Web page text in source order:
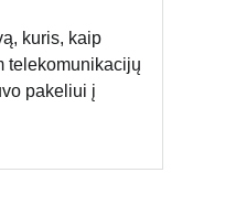
kuris, kaip
telekomunikacijų
pakeliui į